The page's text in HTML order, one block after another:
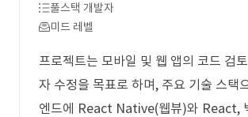
풀스택 개발자
미드 레벨
프로젝트는 모바일 및 웹 앱의 코드 검
자 수정을 목표로 하며, 주요 기술 스택
엔드에 React Native(웹뷰)와 React,